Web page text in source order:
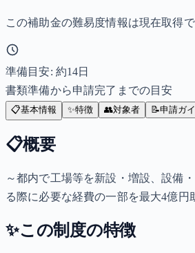
この補助金の難易度情報は現在取得
準備目安: 約14日
書類準備から申請完了までの目安
📋基本情報 ✨特徴 👥対象者 📝申請ガ
📋概要
～都内で工場等を新設・増設、設備
る際に必要な経費の一部を最大4億円
✨この制度の特徴